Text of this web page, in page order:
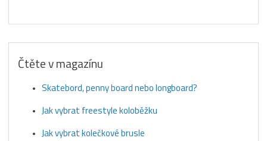
Čtěte v magazínu
Skatebord, penny board nebo longboard?
Jak vybrat freestyle koloběžku
Jak vybrat kolečkové brusle